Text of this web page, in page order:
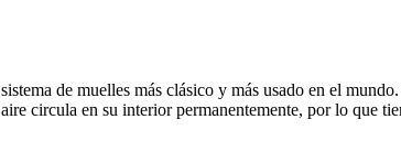
de muelles más clásico y más usado en el
circula en su interior permanentemente, por lo que